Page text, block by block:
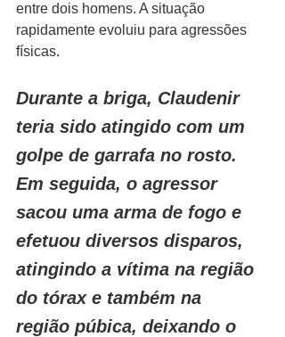
entre dois homens. A situação
rapidamente evoluiu para agressões
físicas.
Durante a briga, Claudenir
teria sido atingido com um
golpe de garrafa no rosto.
Em seguida, o agressor
sacou uma arma de fogo e
efetuou diversos disparos,
atingindo a vítima na região
do tórax e também na
região púbica, deixando o